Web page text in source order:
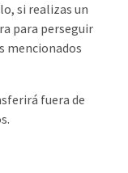
si realizas un
para perseguir
mencionados
fuera de